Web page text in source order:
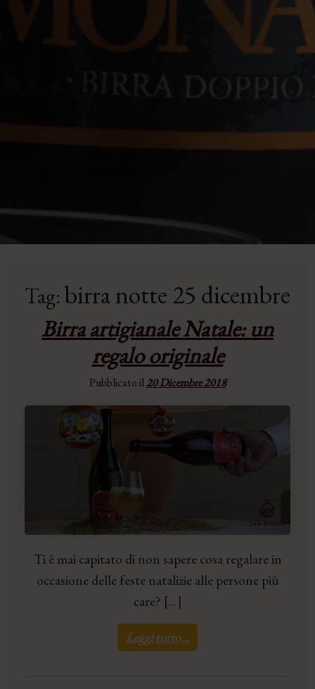
Tag: birra notte 25 dicembre
Birra artigianale Natale: un
regalo originale
Pubblicato il20 Dicembre 2018
Ti è mai capitato di non sapere cosa regalare in
occasione delle feste natalizie alle persone più
care? […]
Leggi tutto…